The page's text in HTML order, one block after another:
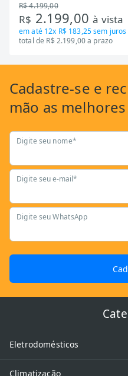
R$ 4.199,00
R$ 2.199,00à vista
em até 12x R$ 183,25sem juros
total de R$ 2.199,00 a prazo
Cadastre-se e
mão as
Digite seu nome*
Digite seu e-mail*
Digite seu WhatsApp
Eletrodomésticos
Climatização